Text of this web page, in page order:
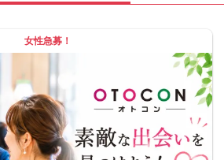
女性急募！